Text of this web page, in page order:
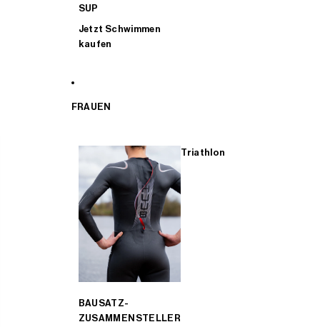
SUP
Jetzt Schwimmen
kaufen
FRAUEN
Triathlon
BAUSATZ-
ZUSAMMENSTELLER